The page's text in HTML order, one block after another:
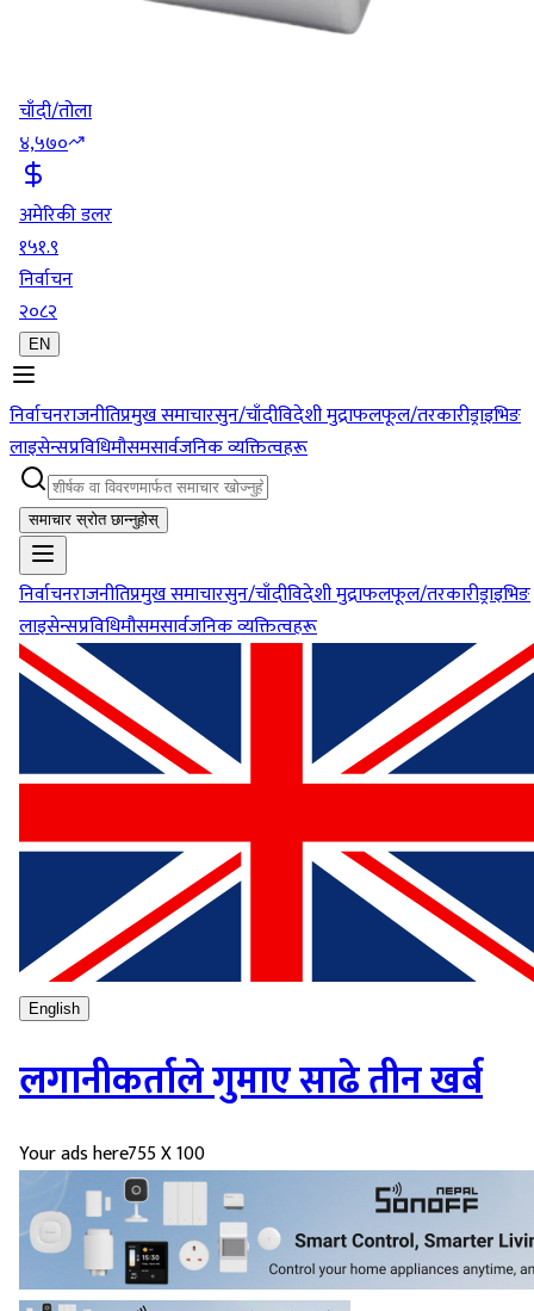
चाँदी/तोला
४,५७०
अमेरिकी डलर
१५१.९
निर्वाचन
२०८२
EN
निर्वाचनराजनीतिप्रमुख समाचारसुन/चाँदीविदेशी मुद्राफलफूल/तरकारीड्राइभिङ
लाइसेन्सप्रविधिमौसमसार्वजनिक व्यक्तित्वहरू
समाचार स्रोत छान्नुहोस्
निर्वाचनराजनीतिप्रमुख समाचारसुन/चाँदीविदेशी मुद्राफलफूल/तरकारीड्राइभिङ
लाइसेन्सप्रविधिमौसमसार्वजनिक व्यक्तित्वहरू
English
लगानीकर्ताले गुमाए साढे तीन खर्ब
Your ads here755 X 100